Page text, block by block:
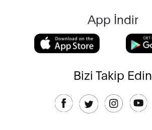
App İndir
Bizi Takip Edin